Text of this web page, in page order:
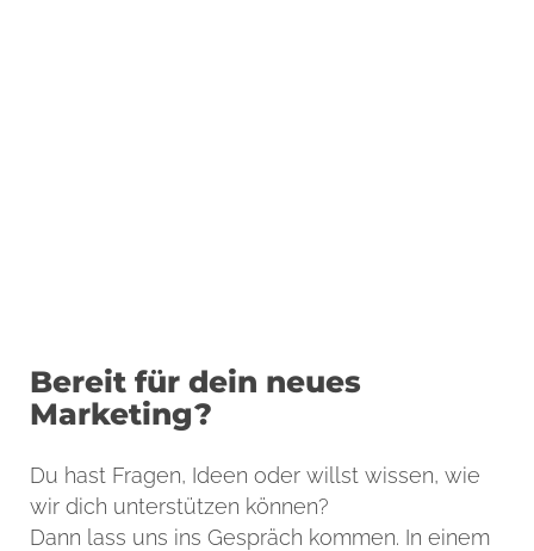
Bereit für dein neues
Marketing?
Du hast Fragen, Ideen oder willst wissen, wie
wir dich unterstützen können?
Dann lass uns ins Gespräch kommen. In einem